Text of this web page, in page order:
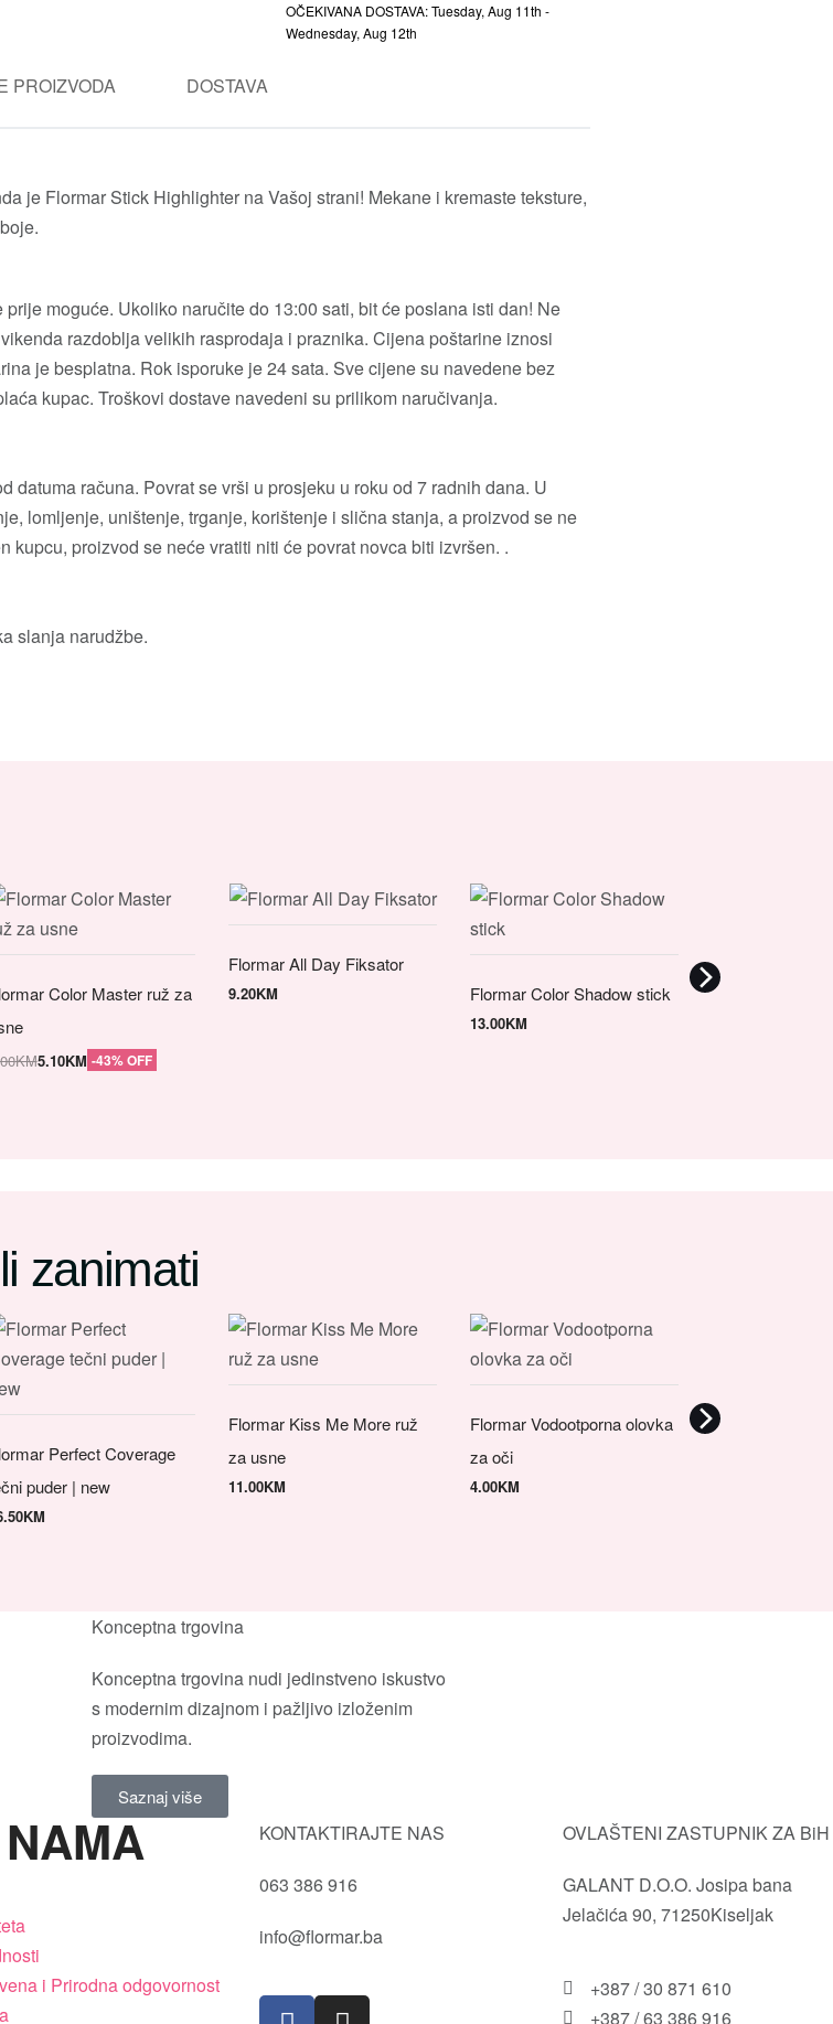
OČEKIVANA DOSTAVA:Tuesday, Aug 11th -
Wednesday, Aug 12th
PROIZVODA DOSTAVA
je Flormar Stick Highlighter na Vašoj strani! Mekane i kremaste teksture,
moguće. Ukoliko naručite do 13:00 sati, bit će poslana isti dan! Ne
razdoblja velikih rasprodaja i praznika. Cijena poštarine iznosi
je besplatna. Rok isporuke je 24 sata. Sve cijene su navedene bez
kupac. Troškovi dostave navedeni su prilikom naručivanja.
datuma računa. Povrat se vrši u prosjeku u roku od 7 radnih dana. U
lomljenje, uništenje, trganje, korištenje i slična stanja, a proizvod se ne
proizvod se neće vratiti niti će povrat novca biti izvršen. .
slanja narudžbe.
Color Master ruž za
KM5.10KM -43% OFF
Flormar All Day Fiksator
9.20KM Flormar Color Shadow stick
13.00KM
Dipliner
9.90
zanimati
Perfect Coverage
puder | new
KM
Flormar Kiss Me More ruž
za usne
11.00KM
Flormar Vodootporna olovka
za oči
4.00KM
16.50
Konceptna trgovina
Konceptna trgovina nudi jedinstveno iskustvo
s modernim dizajnom i pažljivo izloženim
proizvodima.
Saznaj više
i Prirodna odgovornost
KONTAKTIRAJTE NAS
063 386 916
info@flormar.ba
OVLAŠTENI ZASTUPNIK ZA BiH
GALANT D.O.O. Josipa bana
Jelačića 90, 71250Kiseljak
+387 / 30 871 610
+387 / 63 386 916